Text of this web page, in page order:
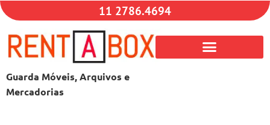
11 2786.4694
Guarda Móveis, Arquivos e
Mercadorias